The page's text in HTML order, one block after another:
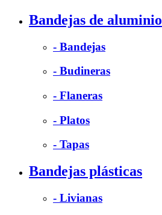
Bandejas de aluminio
- Bandejas
- Budineras
- Flaneras
- Platos
- Tapas
Bandejas plásticas
- Livianas